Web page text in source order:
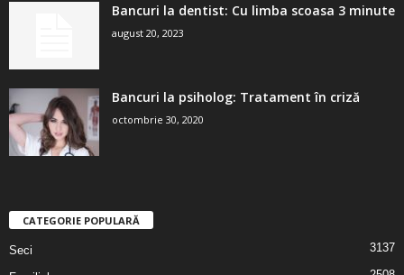
Bancuri la dentist: Cu limba scoasa 3 minute
august 20, 2023
Bancuri la psiholog: Tratament în criză
octombrie 30, 2020
CATEGORIE POPULARĂ
Seci 3137